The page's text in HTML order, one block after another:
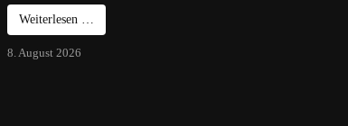
Weiterlesen …
8. August 2026